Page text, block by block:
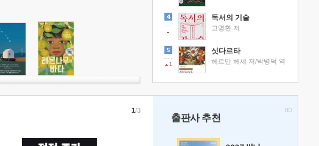
독서의 기술
고명환 저
1
싯다르타
헤르만 헤세 저/박병덕 역
1/3
출판사 추천